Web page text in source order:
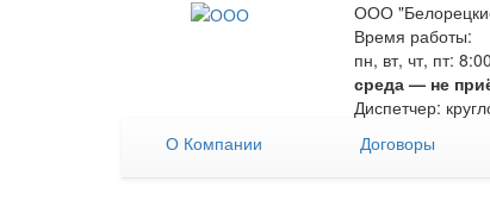
ООО
Время работы:
пн, вт, чт, пт:
среда — не
Диспетчер:
О Компании Договоры